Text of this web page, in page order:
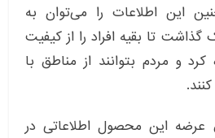
این اطلاعات را می‌توان به
گذاشت تا بقیه افراد را از کیفیت
و مردم بتوانند از مناطق با
عرضه این محصول اطلاعاتی در